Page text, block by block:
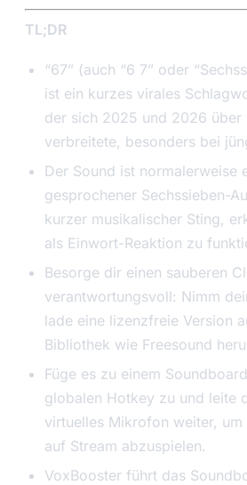
TL;DR
“67” (auch “6 7” oder
ist ein kurzes virales
der sich 2025 und 2026 über
verbreitete, besonders bei
Der Sound ist normalerweise
gesprochener Sechssieben-
kurzer musikalischer Sting,
als Einwort-Reaktion zu
Besorge dir einen sauberen
verantwortungsvoll: Nimm
lade eine lizenzfreie Version
Bibliothek wie Freesound
Füge es zu einem
globalen Hotkey zu und leite
virtuelles Mikrofon weiter,
auf Stream abzuspielen.
VoxBooster führt das